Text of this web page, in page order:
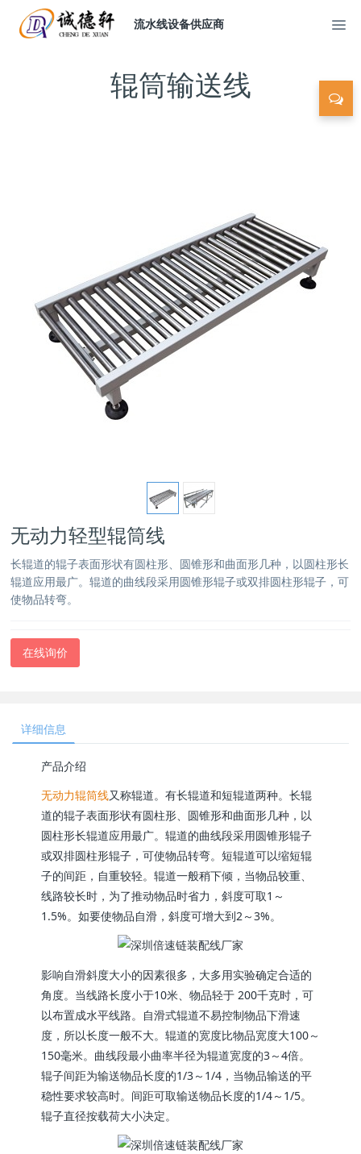
流水线设备供应商
辊筒输送线
无动力轻型辊筒线
长辊道的辊子表面形状有圆柱形、圆锥形和曲面形几种，以圆柱形长
辊道应用最广。辊道的曲线段采用圆锥形辊子或双排圆柱形辊子，可
使物品转弯。
在线询价
详细信息
产品介绍
无动力辊筒线又称辊道。有长辊道和短辊道两种。长辊
道的辊子表面形状有圆柱形、圆锥形和曲面形几种，以
圆柱形长辊道应用最广。辊道的曲线段采用圆锥形辊子
或双排圆柱形辊子，可使物品转弯。短辊道可以缩短辊
子的间距，自重较轻。辊道一般稍下倾，当物品较重、
线路较长时，为了推动物品时省力，斜度可取1～
1.5%。如要使物品自滑，斜度可增大到2～3%。
影响自滑斜度大小的因素很多，大多用实验确定合适的
角度。当线路长度小于10米、物品轻于 200千克时，可
以布置成水平线路。自滑式辊道不易控制物品下滑速
度，所以长度一般不大。辊道的宽度比物品宽度大100～
150毫米。曲线段最小曲率半径为辊道宽度的3～4倍。
辊子间距为输送物品长度的1/3～1/4，当物品输送的平
稳性要求较高时。间距可取输送物品长度的1/4～1/5。
辊子直径按载荷大小决定。